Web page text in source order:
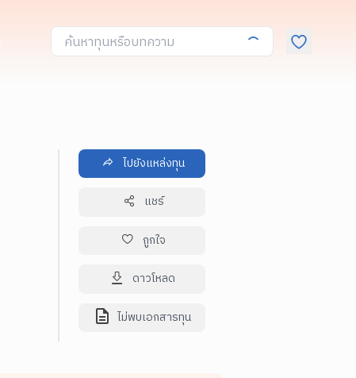
ไปยังแหล่งทุน
แชร์
ถูกใจ
ดาวโหลด
ไม่พบเอกสารทุน